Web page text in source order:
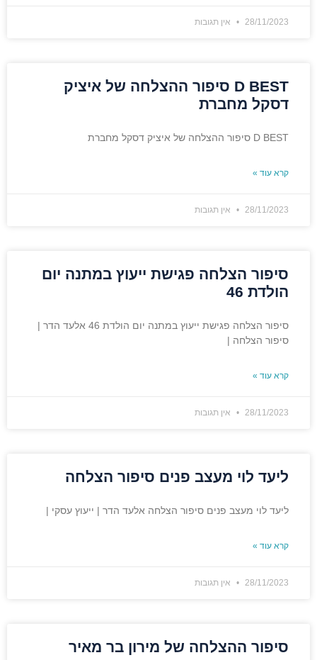
28/11/2023 אין תגובות
D BEST סיפור ההצלחה של איציק
דסקל מחברת
D BEST סיפור ההצלחה של איציק דסקל מחברת
קרא עוד »
28/11/2023 אין תגובות
סיפור הצלחה פגישת ייעוץ במתנה יום
הולדת 46
סיפור הצלחה פגישת ייעוץ במתנה יום הולדת 46 אלעד הדר |
סיפור הצלחה |
קרא עוד »
28/11/2023 אין תגובות
ליעד לוי מעצב פנים סיפור הצלחה
ליעד לוי מעצב פנים סיפור הצלחה אלעד הדר | ייעוץ עסקי |
קרא עוד »
28/11/2023 אין תגובות
סיפור ההצלחה של מירון בר מאיר